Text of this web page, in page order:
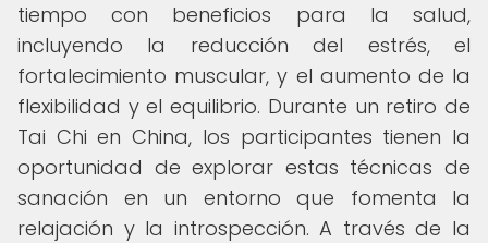
tiempo con beneficios para la salud,
incluyendo la reducción del estrés, el
fortalecimiento muscular, y el aumento de la
flexibilidad y el equilibrio. Durante un retiro de
Tai Chi en China, los participantes tienen la
oportunidad de explorar estas técnicas de
sanación en un entorno que fomenta la
relajación y la introspección. A través de la